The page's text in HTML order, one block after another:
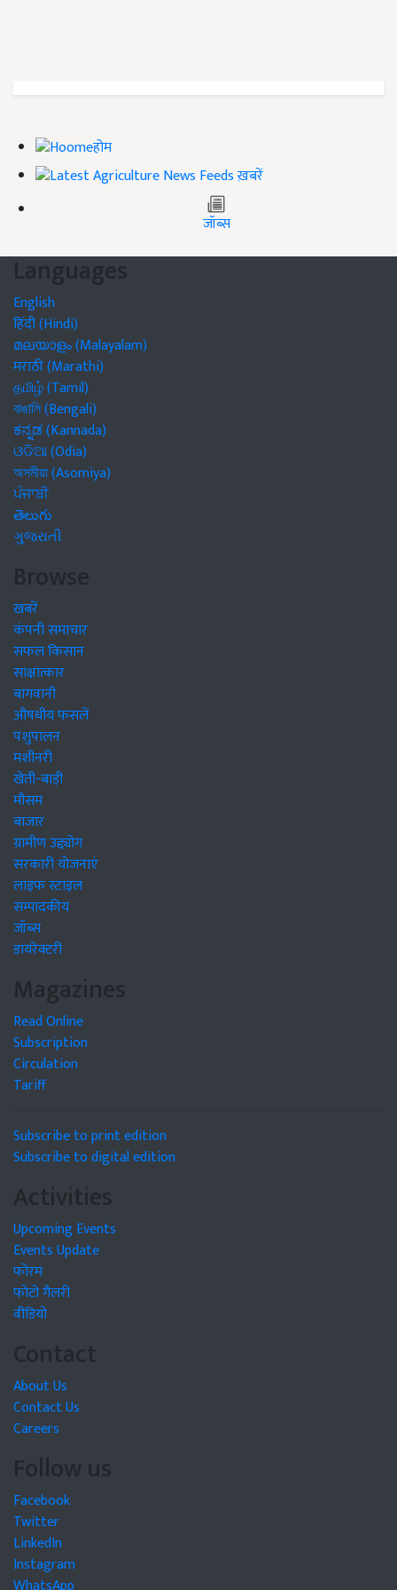
होम
ख़बरें
जॉब्स
Languages
English
हिंदी (Hindi)
മലയാളം (Malayalam)
मराठी (Marathi)
தமிழ் (Tamil)
বাঙালি (Bengali)
ಕನ್ನಡ (Kannada)
ଓଡିଆ (Odia)
অসমীয়া (Asomiya)
ਪੰਜਾਬੀ
తెలుగు
ગુજરાતી
Browse
खबरें
कंपनी समाचार
सफल किसान
साक्षात्कार
बागवानी
औषधीय फसलें
पशुपालन
मशीनरी
खेती-बाड़ी
मौसम
बाजार
ग्रामीण उद्द्योग
सरकारी योजनाएं
लाइफ स्टाइल
सम्पादकीय
जॉब्स
डायरेक्टरी
Magazines
Read Online
Subscription
Circulation
Tariff
Subscribe to print edition
Subscribe to digital edition
Activities
Upcoming Events
Events Update
फोरम
फोटो गैलरी
वीडियो
Contact
About Us
Contact Us
Careers
Follow us
Facebook
Twitter
LinkedIn
Instagram